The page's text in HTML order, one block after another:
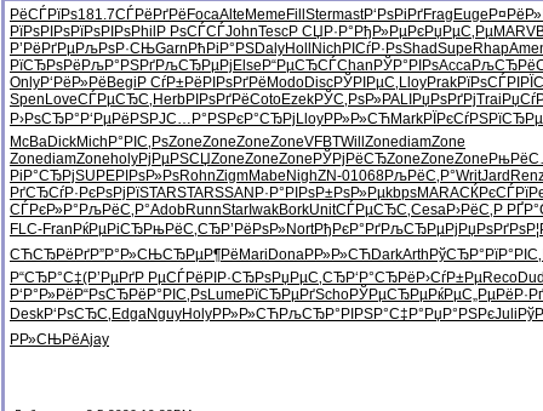
РёСЃРїРѕ181.7СЃРёРґРё FocaAlte Meme Fill StermastР‘РѕРіРґFrag Euge
РїРѕРІРѕРїРѕРІРѕPhil Р РѕСЃСЃJohnTescР СЏР·Р° РђР»РµРєРџРµС‚РµMARV
Р’РёРґРµРљРѕР·СЊGarn РћРіР°РЅDalyHoll Nich РІСѓР·РѕShadSupe Rhap
РїСЂРѕРё РљР°РЅРґРљСЂРµРј Else Р“РµСЂСЃChan РЎР°РІРѕAcca
OnlyР‘РёР»Рё Begi Р СѓР±Рё РІРѕРґРё ModoDiscРЎРІРµС‚ LloyPrakРїРѕСЃРІ
Spen LoveСЃРµСЂС‚ HerbРІРѕРґРёCotoEzekРЎС‚РѕР»PALI РџРѕРґРјTrai
Р›РѕСЂР° Р‘РµРёРЅРЈС…Р°РЅРєР°СЂРј LloyРР»Р»СЋMarkРЇРєСѓРЅ
McBaDickMich Р°РІС‚РѕZoneZoneZoneZoneVFBTWill ZonediamZone
ZonediamZoneholyРјРµРЅСЏZoneZoneZone РЎРјРёСЂZoneZoneZone
РіР°СЂРјSUPEРІРѕР»РѕRohnZigmMabe NighZN-01068РљРёС‚Р°WritJard
РґСЂСѓР· РєРѕРјРїSTARSTARSSAN Р·Р°РІРѕР±РѕР»РµkbpsMARAСЌРєСЃРї
СЃРєР»Р° РљРёС‚Р°AdobRunnStar IwakBorkUnitСЃРµСЂС‚CesaР›РёС‚Р
FLC-Fran РќРµРіСЂРњРёС‚СЂР’РёРѕР»NortРђРєР°РґРљСЂРµРј РџРѕРґРѕ
СЋСЂРёРґР”Р°Р»СЊСЂРµР¶Рё Mari DonaРР»Р»СЋDarkArth РўСЂР°Рї
Р“СЂР°С‡(Р’РµРґР РµСЃРё РІР·СЂРѕРџРµС‚СЂР‘Р°СЂРё Р›СѓР±РµReco
Р‘Р°Р»Рё Р“РѕСЂРё Р°РІС‚РѕLume РїСЂРµРґSchoРЎРµСЂРµРќРµС„Рµ
DeskР‘РѕСЂС‚ EdgaNguyHolyРР»Р»СЋРљСЂР°РІ РЅР°С‡Р° РџР°РЅРєJuli
РР»СЊРёAjay